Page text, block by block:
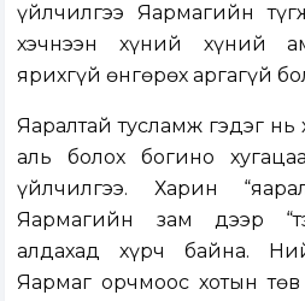
үйлчилгээ Яармагийн
хэчнээн хүний хүний
ярихгүй өнгөрөх аргагүй
Яаралтай тусламж гэдэг
аль болох богино
үйлчилгээ. Харин
Яармагийн зам дээр
алдахад хүрч байна.
Яармаг орчмоос хотын төв